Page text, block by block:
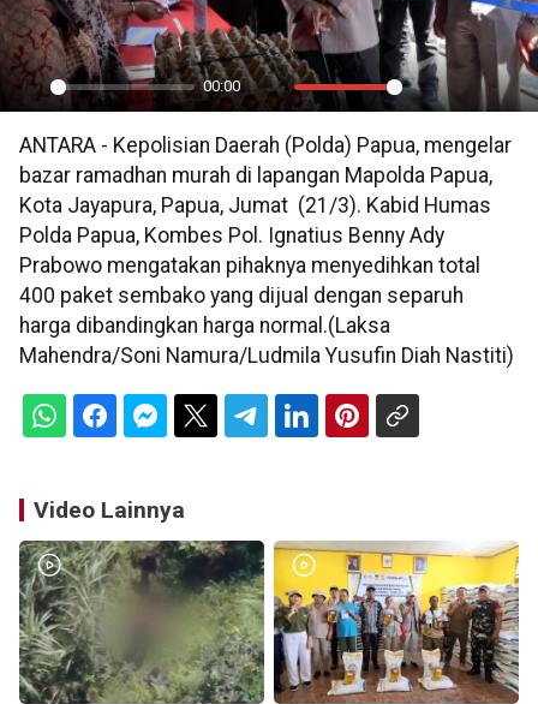
Play
00:00
Mute Settings
PIP
ANTARA - Kepolisian Daerah (Polda) Papua, mengelar
bazar ramadhan murah di lapangan Mapolda Papua,
Kota Jayapura, Papua, Jumat (21/3). Kabid Humas
Polda Papua, Kombes Pol. Ignatius Benny Ady
Prabowo mengatakan pihaknya menyedihkan total
400 paket sembako yang dijual dengan separuh
harga dibandingkan harga normal.(Laksa
Mahendra/Soni Namura/Ludmila Yusufin Diah Nastiti)
Video Lainnya